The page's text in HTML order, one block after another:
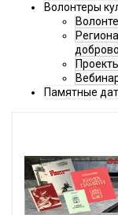
Волонтеры
Памятные